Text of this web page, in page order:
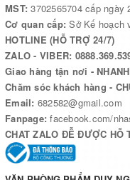
Bé vui học toán
Bộ dành cho học sinh
Bé học vần
Bé tập viết
Bé học toán
Bé tập tô
Bé tập tô chữ hoa
MST:3702565704 cấp ngày
Cơ quan cấp:Sở Kế hoạch
HOTLINE (HỖ TRỢ 24/7)
ZALO - VIBER:
Giao hàng tận nơi -
Chăm sóc khách hàng -
Email: 682582@gmail.com
Fanpage:facebook.com/
CHAT ZALO ĐỄ ĐƯỢC HỖ